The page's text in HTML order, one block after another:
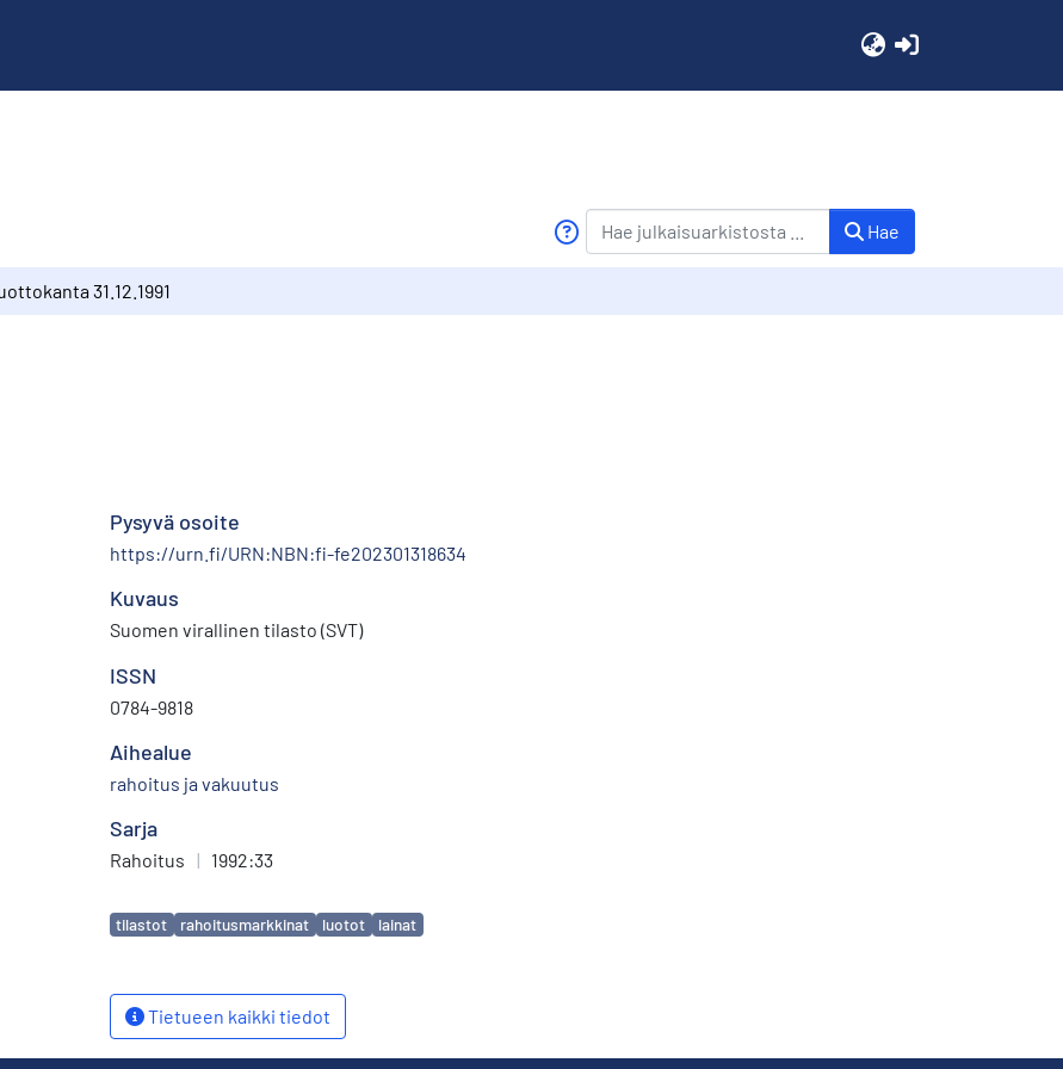
Hae
31.12.1991
Pysyvä osoite
https://urn.fi/URN:NBN:fi-fe202301318634
Kuvaus
Suomen virallinen tilasto (SVT)
ISSN
0784-9818
Aihealue
rahoitus ja vakuutus
Sarja
Rahoitus | 1992:33
Avainsanat
tilastot rahoitusmarkkinat luotot lainat
Tietueen kaikki tiedot